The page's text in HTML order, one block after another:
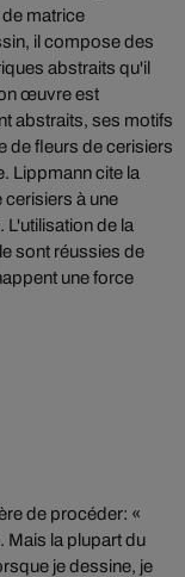
matrice
il compose des
abstraits qu'il
œuvre est
abstraits, ses motifs
de fleurs de cerisiers
Lippmann cite la
à une
L'utilisation de la
sont réussies de
une force
de procéder: «
Mais la plupart du
je dessine, je